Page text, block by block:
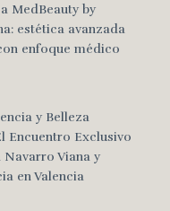
MedBeauty by
estética avanzada
enfoque médico
y Belleza
Encuentro Exclusivo
Viana y
en Valencia